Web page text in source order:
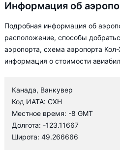
Информация об
Подробная информация об
расположение, способы
аэропорта, схема аэропорта
информация о стоимости
Канада, Ванкувер
Код ИАТА: CXH
Местное время: -8 GMT
Долгота: -123.11667
Широта: 49.266666